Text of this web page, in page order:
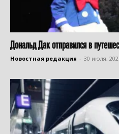
Дональд Дак отправился в
Новостная редакция 30 июля,